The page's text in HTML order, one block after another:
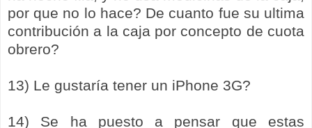
por que no lo hace? De cuanto fue su ultima
contribución a la caja por concepto de cuota
obrero?
13) Le gustaría tener un iPhone 3G?
14) Se ha puesto a pensar que estas